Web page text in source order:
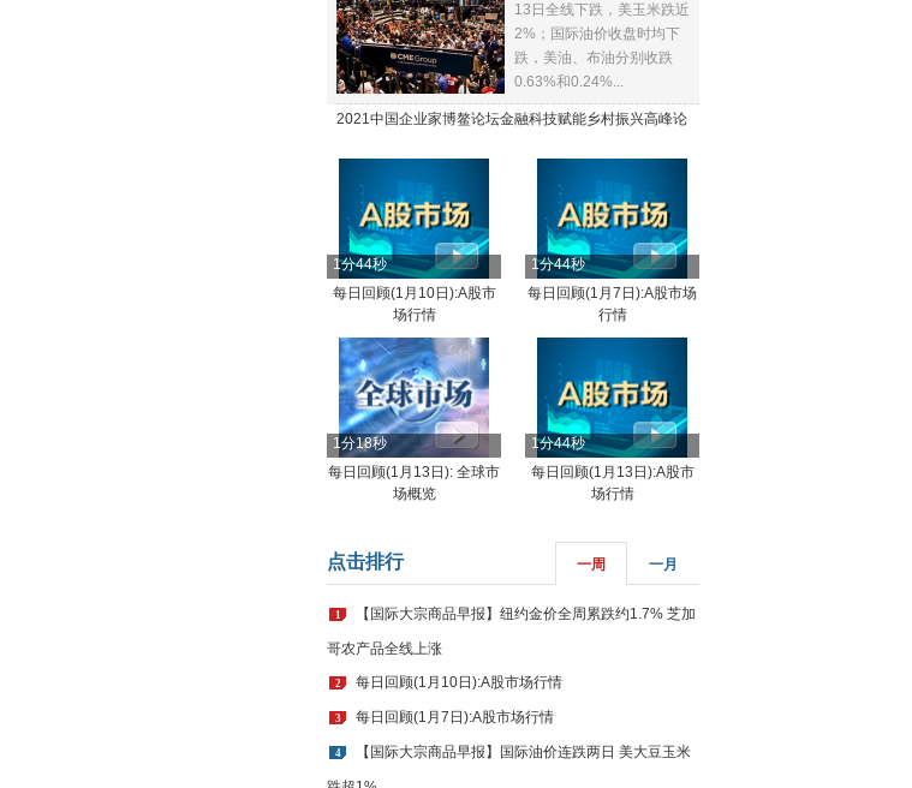
13日全线下跌，美玉米跌近
2%；国际油价收盘时均下
跌，美油、布油分别收跌
0.63%和0.24%...
2021中国企业家博鳌论坛金融科技赋能乡村振兴高峰论
1分44秒
每日回顾(1月10日):A股市
场行情
1分44秒
每日回顾(1月7日):A股市场
行情
1分18秒
每日回顾(1月13日): 全球市
场概览
1分44秒
每日回顾(1月13日):A股市
场行情
点击排行 一周 一月
1 【国际大宗商品早报】纽约金价全周累跌约1.7% 芝加
哥农产品全线上涨
2 每日回顾(1月10日):A股市场行情
3 每日回顾(1月7日):A股市场行情
4 【国际大宗商品早报】国际油价连跌两日 美大豆玉米